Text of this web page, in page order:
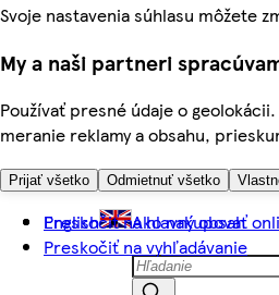
Svoje nastavenia súhlasu môžete
My a naši partneri
Používať presné údaje o
meranie reklamy a obsahu,
Prijať všetko Odmietnuť všetko
Preskočiť na hlavný obsah
Preskočiť na vyhľadávanie
English Ako nakupovať